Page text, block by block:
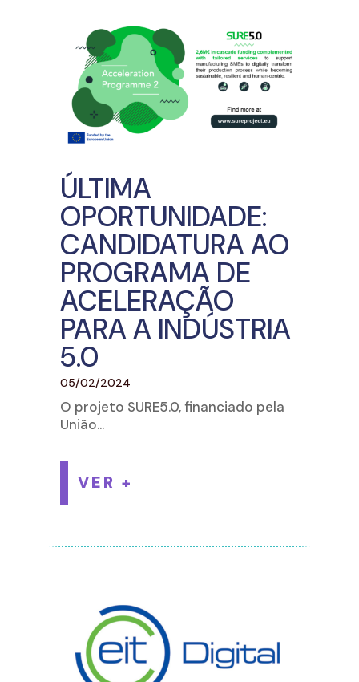
ÚLTIMA
OPORTUNIDADE:
CANDIDATURA AO
PROGRAMA DE
ACELERAÇÃO
PARA A INDÚSTRIA
5.0
05/02/2024
O projeto SURE5.0, financiado pela
União...
VER +